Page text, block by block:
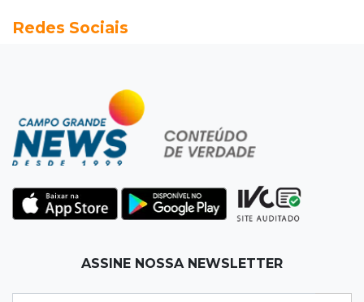
Seleções em MS têm salários de até R$ 8,2 mil;
Jardim Itatiaia
Vigia é amarrado durante roubo de carro e
dois caminhões em pátio
Corinthians vence Bragantino por 2 a 0 e sobe
para 7º no Brasileirão
Na Vila Belmiro
Redes Sociais
ASSINE NOSSA NEWSLETTER